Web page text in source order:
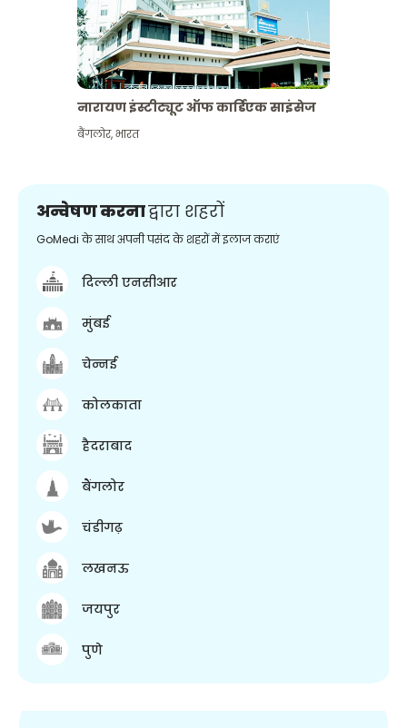
नारायण इंस्टीट्यूट ऑफ कार्डिएक साइंसेज
बैंगलोर,भारत
अन्वेषण करनाद्वारा शहरों
GoMedi के साथ अपनी पसंद के शहरों में इलाज कराएं
दिल्ली एनसीआर
मुंबई
चेन्नई
कोलकाता
हैदराबाद
बैंगलोर
चंडीगढ़
लखनऊ
जयपुर
पुणे